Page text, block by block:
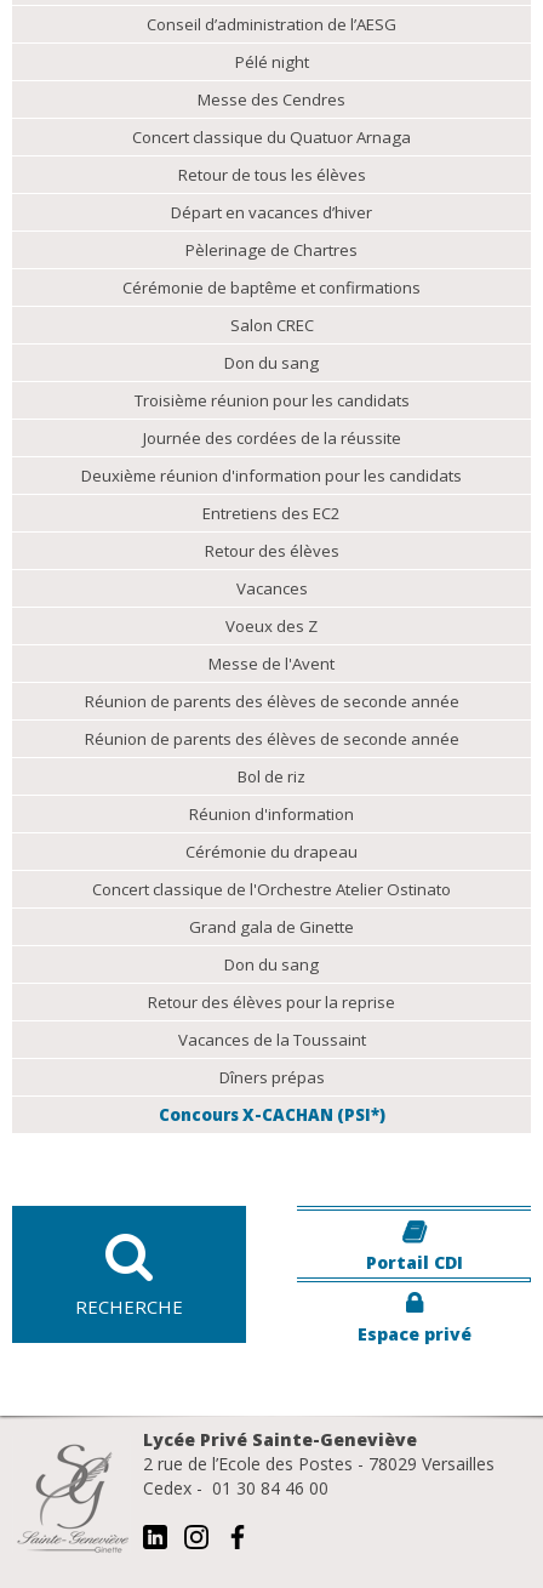
Conseil d’administration de l’AESG
Pélé night
Messe des Cendres
Concert classique du Quatuor Arnaga
Retour de tous les élèves
Départ en vacances d’hiver
Pèlerinage de Chartres
Cérémonie de baptême et confirmations
Salon CREC
Don du sang
Troisième réunion pour les candidats
Journée des cordées de la réussite
Deuxième réunion d'information pour les candidats
Entretiens des EC2
Retour des élèves
Vacances
Voeux des Z
Messe de l'Avent
Réunion de parents des élèves de seconde année
Réunion de parents des élèves de seconde année
Bol de riz
Réunion d'information
Cérémonie du drapeau
Concert classique de l'Orchestre Atelier Ostinato
Grand gala de Ginette
Don du sang
Retour des élèves pour la reprise
Vacances de la Toussaint
Dîners prépas
Concours X-CACHAN (PSI*)
RECHERCHE
Portail CDI
Espace privé
Lycée Privé Sainte-Geneviève
2 rue de l’Ecole des Postes - 78029 Versailles
Cedex - 01 30 84 46 00